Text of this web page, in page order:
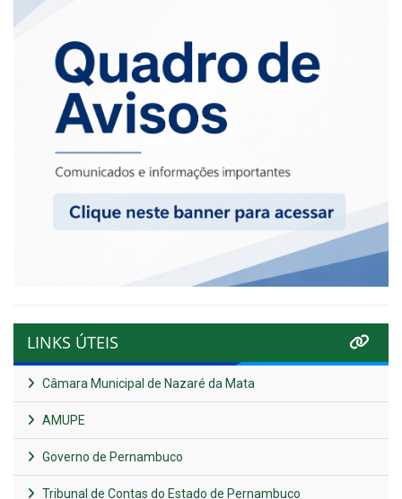
LINKS ÚTEIS
Câmara Municipal de Nazaré da Mata
AMUPE
Governo de Pernambuco
Tribunal de Contas do Estado de Pernambuco